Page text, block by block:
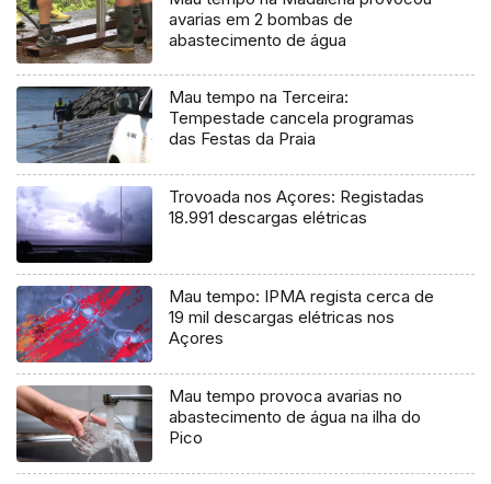
avarias em 2 bombas de
abastecimento de água
Mau tempo na Terceira:
Tempestade cancela programas
das Festas da Praia
Trovoada nos Açores: Registadas
18.991 descargas elétricas
Mau tempo: IPMA regista cerca de
19 mil descargas elétricas nos
Açores
Mau tempo provoca avarias no
abastecimento de água na ilha do
Pico